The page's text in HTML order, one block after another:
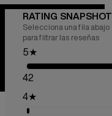
RATING SNAPSHOT
Selecciona una fila abajo
para filtrar las reseñas
5★
42
4★